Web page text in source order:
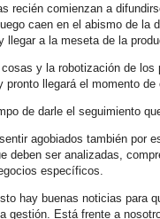
recién comienzan a
caen en el abismo de la
llegar a la meseta de la
cosas y la robotización de
pronto llegará el momento de
de darle el seguimiento
agobiados también por
deben ser analizadas,
específicos.
hay buenas noticias para
gestión. Está frente a